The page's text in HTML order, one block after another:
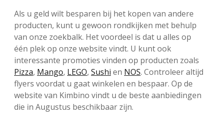
Als u geld wilt besparen bij het kopen van andere
producten, kunt u gewoon rondkijken met behulp
van onze zoekbalk. Het voordeel is dat u alles op
één plek op onze website vindt. U kunt ook
interessante promoties vinden op producten zoals
Pizza, Mango, LEGO, Sushi en NOS. Controleer altijd
flyers voordat u gaat winkelen en bespaar. Op de
website van Kimbino vindt u de beste aanbiedingen
die in Augustus beschikbaar zijn.